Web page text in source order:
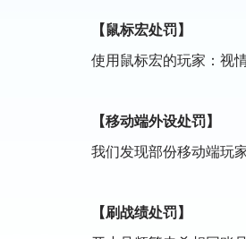
【鼠标宏处罚】
使用鼠标宏的玩家：视
【移动端外设处罚】
我们发现部份移动端玩
【刷战绩处罚】